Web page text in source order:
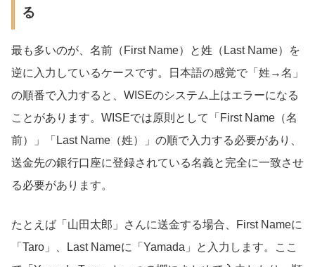
る
最も多いのが、名前（First Name）と姓（Last Name）を
逆に入力しているケースです。日本語の感覚で「姓→名」
の順番で入力すると、WISEのシステム上はエラーになる
ことがあります。WISEでは原則として「First Name（名
前）」「Last Name（姓）」の順で入力する必要があり、
送金先の銀行口座に登録されている名義と完全に一致させ
る必要があります。
たとえば「山田太郎」さんに送金する場合、First Nameに
「Taro」、Last Nameに「Yamada」と入力します。ここ